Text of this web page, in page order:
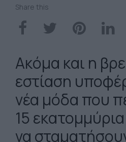
Share this
Ακόμα και η
εστίαση
νέα μόδα που
15
να